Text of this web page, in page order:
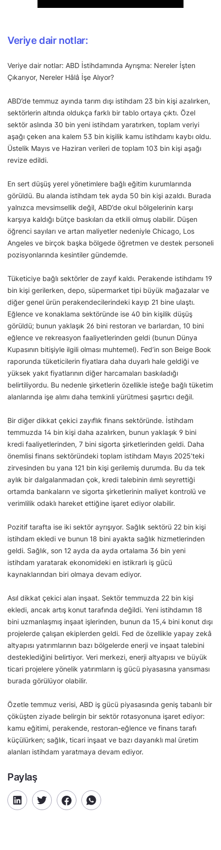
Veriye dair notlar:
Veriye dair notlar: ABD İstihdamında Ayrışma: Nereler İşten
Çıkarıyor, Nereler Hâlâ İşe Alıyor?
ABD’de temmuz ayında tarım dışı istihdam 23 bin kişi azalırken,
sektörlerin altında oldukça farklı bir tablo ortaya çıktı. Özel
sektör aslında 30 bin yeni istihdam yaratırken, toplam veriyi
aşağı çeken ana kalem 53 bin kişilik kamu istihdamı kaybı oldu.
Üstelik Mayıs ve Haziran verileri de toplam 103 bin kişi aşağı
revize edildi.
En sert düşüş yerel yönetimlere bağlı eğitim kurumlarında
görüldü. Bu alanda istihdam tek ayda 50 bin kişi azaldı. Burada
yalnızca mevsimsellik değil, ABD’de okul bölgelerinin karşı
karşıya kaldığı bütçe baskıları da etkili olmuş olabilir. Düşen
öğrenci sayıları ve artan maliyetler nedeniyle Chicago, Los
Angeles ve birçok başka bölgede öğretmen ve destek personeli
pozisyonlarında kesintiler gündemde.
Tüketiciye bağlı sektörler de zayıf kaldı. Perakende istihdamı 19
bin kişi gerilerken, depo, süpermarket tipi büyük mağazalar ve
diğer genel ürün perakendecilerindeki kayıp 21 bine ulaştı.
Eğlence ve konaklama sektöründe ise 40 bin kişilik düşüş
görüldü; bunun yaklaşık 26 bini restoran ve barlardan, 10 bini
eğlence ve rekreasyon faaliyetlerinden geldi (bunun Dünya
Kupasının bitişiyle ilgili olması muhtemel). Fed’in son Beige Book
raporunda tüketicilerin fiyatlara daha duyarlı hale geldiği ve
yüksek yakıt fiyatlarının diğer harcamaları baskıladığı
belirtiliyordu. Bu nedenle şirketlerin özellikle isteğe bağlı tüketim
alanlarında işe alımı daha temkinli yürütmesi şaşırtıcı değil.
Bir diğer dikkat çekici zayıflık finans sektöründe. İstihdam
temmuzda 14 bin kişi daha azalırken, bunun yaklaşık 9 bini
kredi faaliyetlerinden, 7 bini sigorta şirketlerinden geldi. Daha
önemlisi finans sektöründeki toplam istihdam Mayıs 2025’teki
zirvesinden bu yana 121 bin kişi gerilemiş durumda. Bu da tek
aylık bir dalgalanmadan çok, kredi talebinin ılımlı seyrettiği
ortamda bankaların ve sigorta şirketlerinin maliyet kontrolü ve
verimlilik odaklı hareket ettiğine işaret ediyor olabilir.
Pozitif tarafta ise iki sektör ayrışıyor. Sağlık sektörü 22 bin kişi
istihdam ekledi ve bunun 18 bini ayakta sağlık hizmetlerinden
geldi. Sağlık, son 12 ayda da ayda ortalama 36 bin yeni
istihdam yaratarak ekonomideki en istikrarlı iş gücü
kaynaklarından biri olmaya devam ediyor.
Asıl dikkat çekici alan inşaat. Sektör temmuzda 22 bin kişi
ekledi, ancak artış konut tarafında değildi. Yeni istihdamın 18
bini uzmanlaşmış inşaat işlerinden, bunun da 15,4 bini konut dışı
projelerde çalışan ekiplerden geldi. Fed de özellikle yapay zekâ
altyapısı yatırımlarının bazı bölgelerde enerji ve inşaat talebini
desteklediğini belirtiyor. Veri merkezi, enerji altyapısı ve büyük
ticari projelere yönelik yatırımların iş gücü piyasasına yansıması
burada görülüyor olabilir.
Özetle temmuz verisi, ABD iş gücü piyasasında geniş tabanlı bir
çöküşten ziyade belirgin bir sektör rotasyonuna işaret ediyor:
kamu eğitimi, perakende, restoran-eğlence ve finans tarafı
küçülürken; sağlık, ticari inşaat ve bazı dayanıklı mal üretim
alanları istihdam yaratmaya devam ediyor.
Paylaş